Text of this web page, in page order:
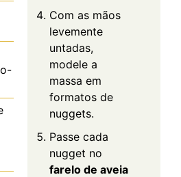
Com as mãos
levemente
untadas,
modele a
massa em
formatos de
nuggets.
Passe cada
nugget no
farelo de aveia